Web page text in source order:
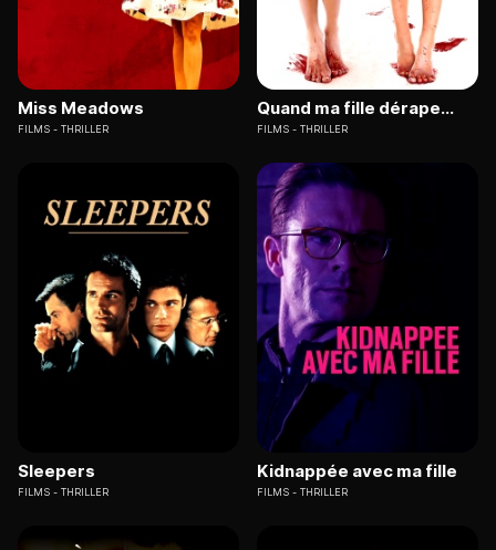
Miss Meadows
FILMS THRILLER
Quand ma fille dérape...
FILMS THRILLER
Sleepers
FILMS THRILLER
Kidnappée avec ma fille
FILMS THRILLER